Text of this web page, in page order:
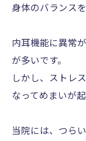
身体のバランス
内耳機能に異常
が多いです。
しかし、ストレ
なってめまいが
当院には、つら